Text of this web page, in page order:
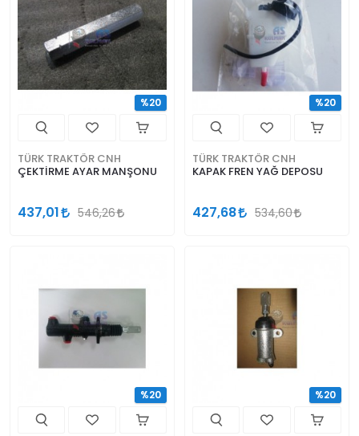
TÜRK TRAKTÖR CNH
ÇEKTİRME AYAR MANŞONU
437,01 546,26
%20
TÜRK TRAKTÖR CNH
KAPAK FREN YAĞ DEPOSU
427,68 534,60
%20
%20 %20